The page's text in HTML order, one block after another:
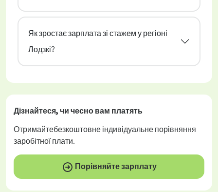
Як зростає зарплата зі стажем у регіоні
Лодзкі?
Дізнайтеся, чи чесно вам платять
Отримайтебезкоштовне індивідуальне порівняння
заробітної плати.
Порівняйте зарплату